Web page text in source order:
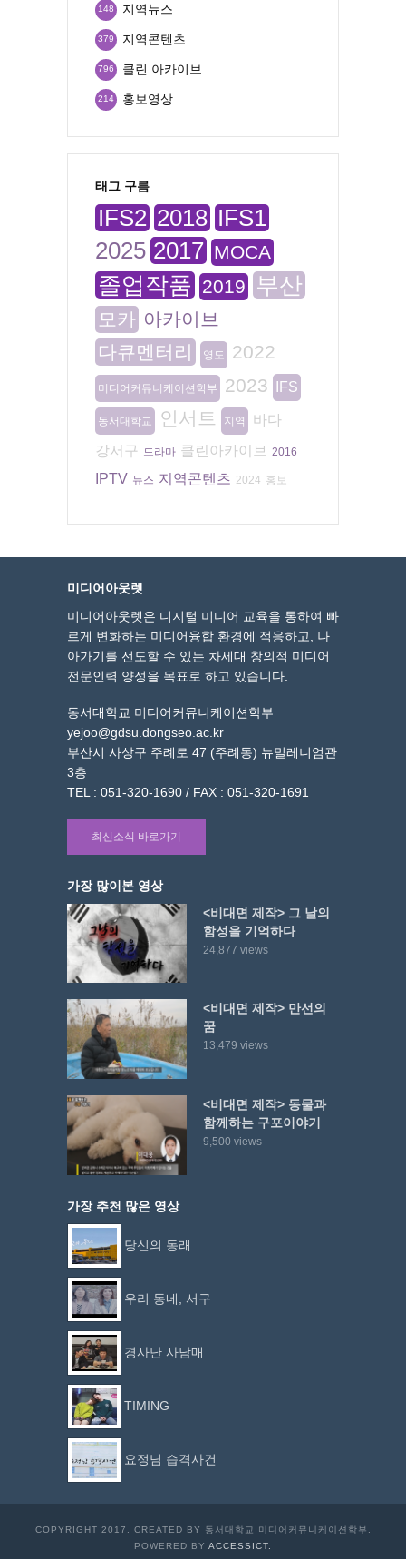
지역뉴스
148
지역콘텐츠
379
클린 아카이브
796
홍보영상
214
태그 구름
IFS2 2018 IFS1
2025 2017 MOCA
졸업작품 2019 부산
모카 아카이브
다큐멘터리
영도 2022
미디어커뮤니케이션학부 2023 IFS
동서대학교 인서트 지역
바다
강서구 드라마 클린아카이브 2016
IPTV 뉴스 지역콘텐츠 2024 홍보
미디어아웃렛
미디어아웃렛은 디지털 미디어 교육을 통하여 빠
르게 변화하는 미디어융합 환경에 적응하고, 나
아가기를 선도할 수 있는 차세대 창의적 미디어
전문인력 양성을 목표로 하고 있습니다.
동서대학교 미디어커뮤니케이션학부
yejoo@gdsu.dongseo.ac.kr
부산시 사상구 주례로 47 (주례동) 뉴밀레니엄관
3층
TEL : 051-320-1690 / FAX : 051-320-1691
최신소식 바로가기
가장 많이본 영상
<비대면 제작> 그 날의
함성을 기억하다
24,877 views
<비대면 제작> 만선의
꿈
13,479 views
<비대면 제작> 동물과
함께하는 구포이야기
9,500 views
가장 추천 많은 영상
당신의 동래
우리 동네, 서구
경사난 사남매
TIMING
요정님 습격사건
COPYRIGHT 2017. CREATED BY 동서대학교 미디어커뮤니케이션학부.
POWERED BY ACCESSICT.